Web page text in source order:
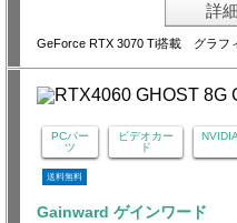
詳
GeForce RTX 3070 Ti搭載 グラフ
PCパー
ツ
ビデオカー
ド
送料無料
Gainward ゲインワード